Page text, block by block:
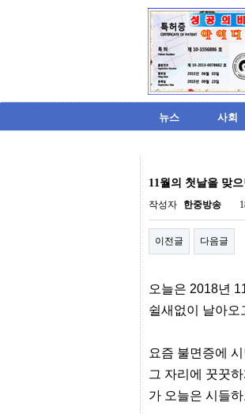
뉴스 사회
탑-
시
리
스
구
미
프
진
미
진
약
국
11월의 첫날을 맞
작성자 한중방송
이전글 다음글
오늘은 2018년
쉴새없이 날아오
요즘 불면증에
그 자리에 꿋꿋
가 오늘은 시들